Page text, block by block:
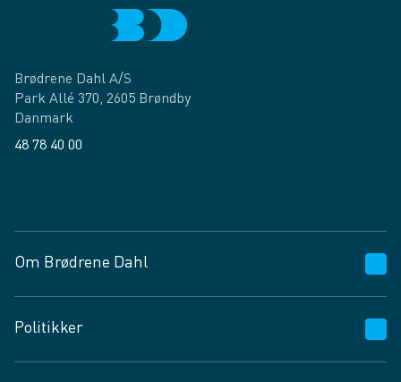
Brødrene Dahl A/S
Park Allé 370, 2605 Brøndby
Danmark
48 78 40 00
Om Brødrene Dahl
Vagttelefon 30 10 89 89
Spørgsmål og svar
Politikker